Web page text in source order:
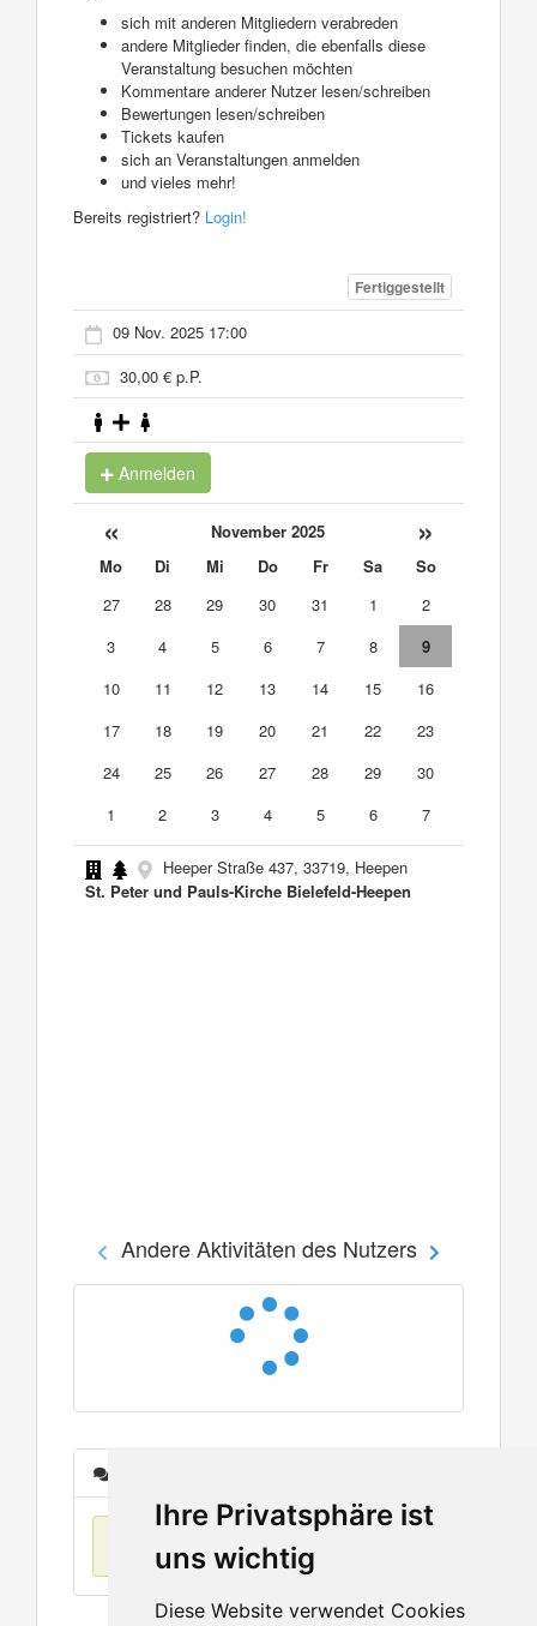
Ihre Privatsphäre ist
uns wichtig
Diese Website verwendet Cookies
sich mit anderen Mitgliedern verabreden
andere Mitglieder finden, die ebenfalls diese
Veranstaltung besuchen möchten
Kommentare anderer Nutzer lesen/schreiben
Bewertungen lesen/schreiben
Tickets kaufen
sich an Veranstaltungen anmelden
und vieles mehr!
Bereits registriert? Login!
Fertiggestellt
09 Nov. 2025 17:00
30,00 € p.P.
Anmelden
« November 2025 »
Mo Di Mi Do Fr Sa
So
27
28 29 30 31 1
2
3
4 5 6 7 8
9
10
11 12 13 14 15
16
17
18 19 20 21 22
23
24
25 26 27 28 29
30
1
2 3 4 5 6 7
Heeper Straße 437, 33719, Heepen
St. Peter und Pauls-Kirche Bielefeld-Heepen
Andere Aktivitäten des Nutzers
Keine Einträge